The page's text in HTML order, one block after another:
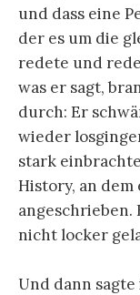
und dass eine
der es um die
redete und
was er sagt,
durch: Er
wieder
stark
History, an
angeschrieben.
nicht locker
Und dann sagte